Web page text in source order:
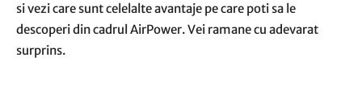
si vezi care sunt celelalte avantaje pe care poti sa le
descoperi din cadrul AirPower. Vei ramane cu adevarat
surprins.